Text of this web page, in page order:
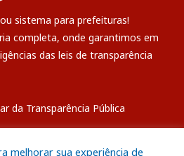
ou sistema para prefeituras!
completa, onde garantimos em
das leis de transparência
da Transparência Pública
melhorar sua experiência de